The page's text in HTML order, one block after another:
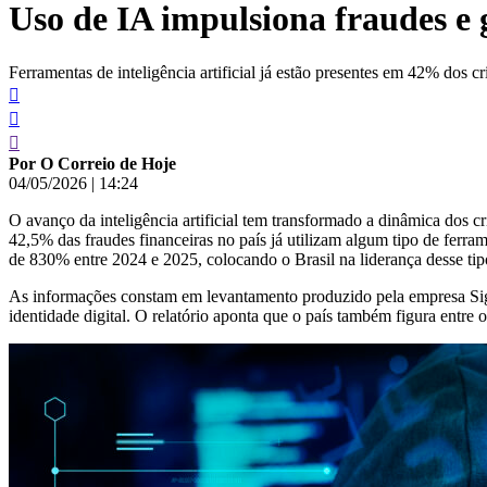
conteúdo
Uso de IA impulsiona fraudes e
Ferramentas de inteligência artificial já estão presentes em 42% dos
Por O Correio de Hoje
04/05/2026 | 14:24
O avanço da inteligência artificial tem transformado a dinâmica dos
42,5% das fraudes financeiras no país já utilizam algum tipo de
de 830% entre 2024 e 2025, colocando o Brasil na liderança desse
As informações constam em levantamento produzido pela empresa
identidade digital. O relatório aponta que o país também figura entre